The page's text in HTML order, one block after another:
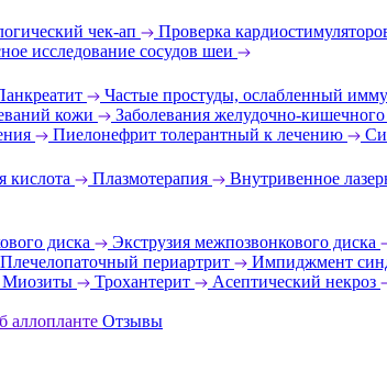
чек-ап Проверка
исследование сосудов шеи
Частые простуды, ослабленный
кожи Заболевания желудочно-
Пиелонефрит толерантный к лечению
кислота Плазмотерапия
Внутривенное
диска Экструзия межпозвонкового диска
Плечелопаточный периартрит Импиджмент
Миозиты Трохантерит Асептический некроз
аллопланте Отзывы